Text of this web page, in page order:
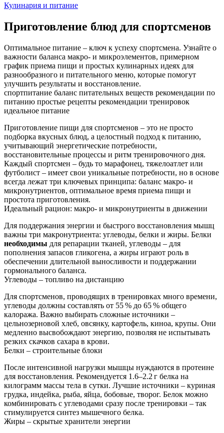
Кулинария и питание
Приготовление блюд для спортсменов
Оптимальное питание – ключ к успеху спортсмена. Узнайте о
важности баланса макро- и микроэлементов, примерном
график приема пищи и простых кулинарных идеях для
разнообразного и питательного меню, которые помогут
улучшить результаты и восстановление.
спортпитание баланс питательных веществ рекомендации по
питанию простые рецепты рекомендации тренировок
идеальное питание
Приготовление пищи для спортсменов – это не просто
подборка вкусных блюд, а целостный подход к питанию,
учитывающий энергетические потребности,
восстановительные процессы и ритм тренировочного дня.
Каждый спортсмен – будь то марафонец, тяжелоатлет или
футболист – имеет свои уникальные потребности, но в основе
всегда лежат три ключевых принципа: баланс макро‑ и
микронутриентов, оптимальное время приема пищи и
простота приготовления.
Идеальный рацион: макро‑ и микронутриенты в движении
Для поддержания энергии и быстрого восстановления мышц
важны три макронутриента: углеводы, белки и жиры. Белки
необходимы для репарации тканей, углеводы – для
пополнения запасов гликогена, а жиры играют роль в
обеспечении длительной выносливости и поддержании
гормонального баланса.
Углеводы – топливо на дистанцию
Для спортсменов, проводящих в тренировках много времени,
углеводы должны составлять от 55 % до 65 % общего
калоража. Важно выбирать сложные источники –
цельнозерновой хлеб, овсянку, картофель, киноа, крупы. Они
медленно высвобождают энергию, позволяя не испытывать
резких скачков сахара в крови.
Белки – строительные блоки
После интенсивной нагрузки мышцы нуждаются в протеине
для восстановления. Рекомендуется 1.6–2.2 г белка на
килограмм массы тела в сутки. Лучшие источники – куриная
грудка, индейка, рыба, яйца, бобовые, творог. Белок можно
комбинировать с углеводами сразу после тренировки – так
стимулируется синтез мышечного белка.
Жиры – скрытые хранители энергии